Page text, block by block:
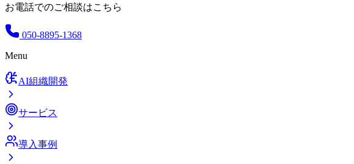
お電話でのご相談はこちら
050-8895-1368
Menu
AI組織開発
サービス
導入事例